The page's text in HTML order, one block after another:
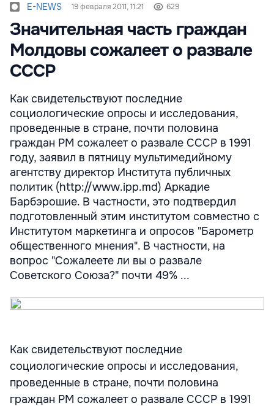
E-NEWS 19 февраля 2011, 11:21 629
Значительная часть граждан
Молдовы сожалеет о развале
СССР
Как свидетельствуют последние
социологические опросы и исследования,
проведенные в стране, почти половина
граждан РМ сожалеет о развале СССР в 1991
году, заявил в пятницу мультимедийному
агентству директор Института публичных
политик (http://www.ipp.md) Аркадие
Барбэрошие. В частности, это подтвердил
подготовленный этим институтом совместно с
Институтом маркетинга и опросов "Барометр
общественного мнения". В частности, на
вопрос "Сожалеете ли вы о развале
Советского Союза?" почти 49% ...
Как свидетельствуют последние
социологические опросы и исследования,
проведенные в стране, почти половина
граждан РМ сожалеет о развале СССР в 1991